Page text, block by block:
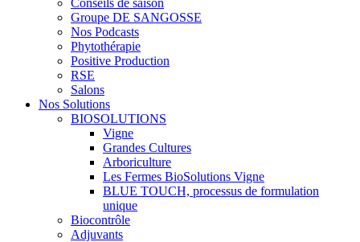
Conseils de saison
Groupe DE SANGOSSE
Nos Podcasts
Phytothérapie
Positive Production
RSE
Salons
Nos Solutions
BIOSOLUTIONS
Vigne
Grandes Cultures
Arboriculture
Les Fermes BioSolutions Vigne
BLUE TOUCH, processus de formulation
unique
Biocontrôle
Adjuvants